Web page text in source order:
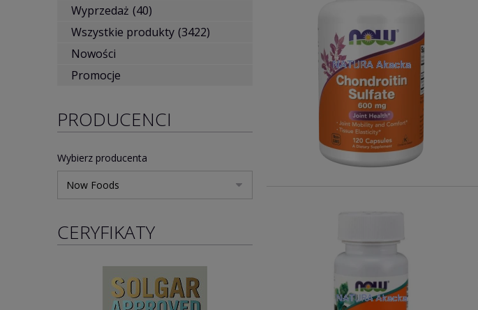
Wyprzedaż (40)
Wszystkie produkty (3422)
Nowości
Promocje
PRODUCENCI
Wybierz producenta
CERYFIKATY